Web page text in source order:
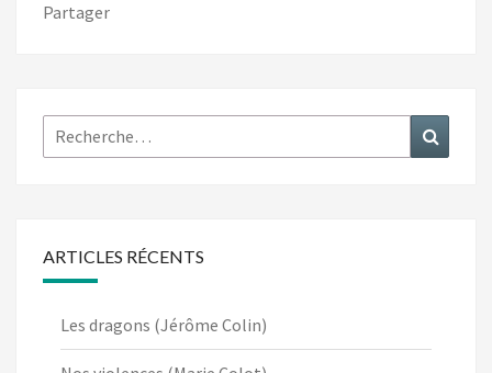
Partager
Rechercher :
ARTICLES RÉCENTS
Les dragons (Jérôme Colin)